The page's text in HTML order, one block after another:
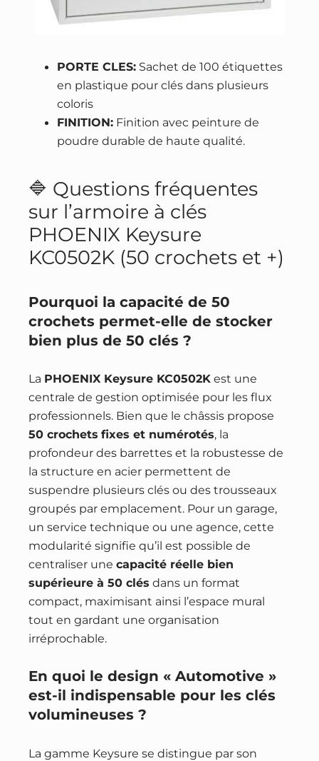
PORTE CLES:Sachet de 100 étiquettes
en plastique pour clés dans plusieurs
coloris
FINITION:Finition avec peinture de
poudre durable de haute qualité.
🔷 Questions fréquentes
sur l’armoire à clés
PHOENIX Keysure
KC0502K (50 crochets et +)
Pourquoi la capacité de 50
crochets permet-elle de stocker
bien plus de 50 clés ?
La PHOENIX Keysure KC0502Kest une
centrale de gestion optimisée pour les flux
professionnels. Bien que le châssis propose
50 crochets fixes et numérotés, la
profondeur des barrettes et la robustesse de
la structure en acier permettent de
suspendre plusieurs clés ou des trousseaux
groupés par emplacement. Pour un garage,
un service technique ou une agence, cette
modularité signifie qu’il est possible de
centraliser une capacité réelle bien
supérieure à 50 clés dans un format
compact, maximisant ainsi l’espace mural
tout en gardant une organisation
irréprochable.
En quoi le design « Automotive »
est-il indispensable pour les clés
volumineuses ?
La gamme Keysure se distingue par son